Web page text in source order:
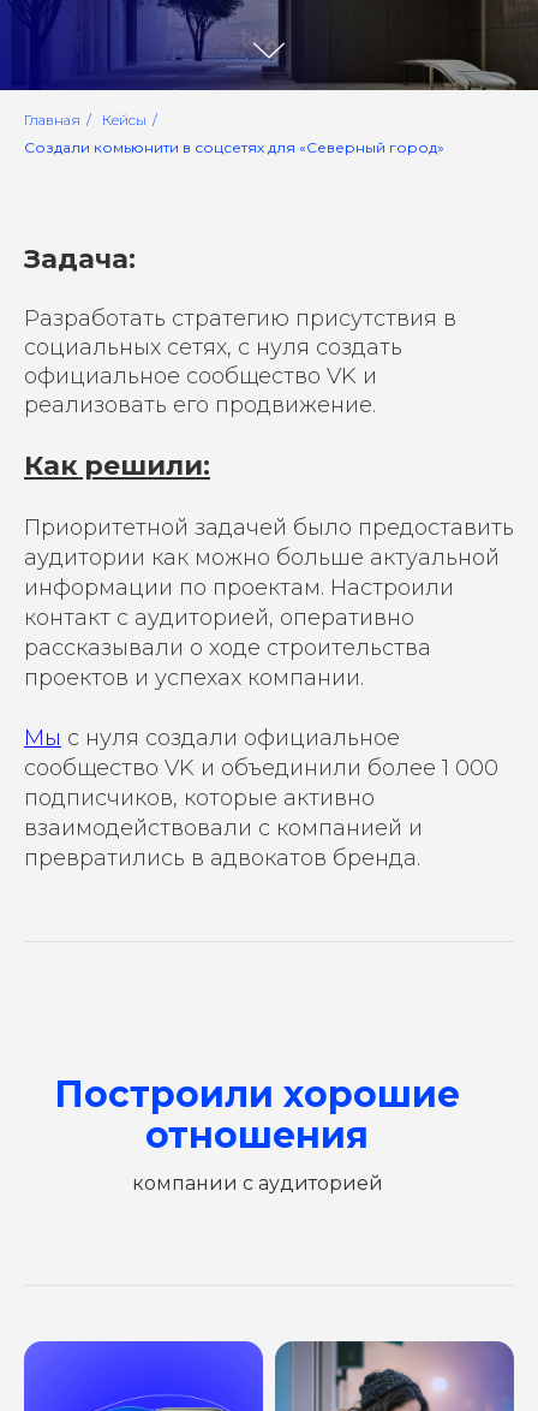
Главная / Кейсы /
Создали комьюнити в соцсетях для «Северный город»
Задача:
Разработать стратегию присутствия в
социальных сетях, с нуля создать
официальное сообщество VK и
реализовать его продвижение.
Как решили:
Приоритетной задачей было предоставить
аудитории как можно больше актуальной
информации по проектам. Настроили
контакт с аудиторией, оперативно
рассказывали о ходе строительства
проектов и успехах компании.
Мы с нуля создали официальное
сообщество VK и объединили более 1 000
подписчиков, которые активно
взаимодействовали с компанией и
превратились в адвокатов бренда.
Построили хорошие
отношения
компании с аудиторией
ОСТАВЬТЕ ЗАЯВКУ
Ваше имя